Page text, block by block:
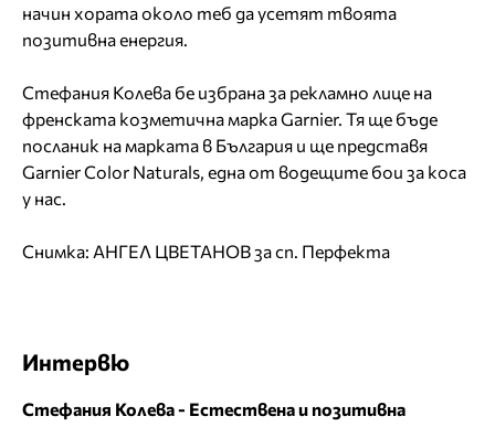
начин хората около теб да усетят твоята
позитивна енергия.
Стефания Колева бе избрана за рекламно лице на
френската козметична марка Garnier. Тя ще бъде
посланик на марката в България и ще представя
Garnier Color Naturals, една от водещите бои за коса
у нас.
Снимка: АНГЕЛ ЦВЕТАНОВ за сп. Перфекта
Интервю
Стефания Колева - Естествена и позитивнa